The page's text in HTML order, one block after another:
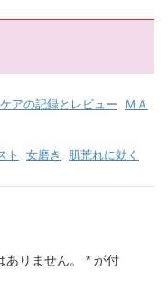
アの記録とレビュー
ＭＡ
ト 女磨き 肌荒れに効く
りません。 * が付